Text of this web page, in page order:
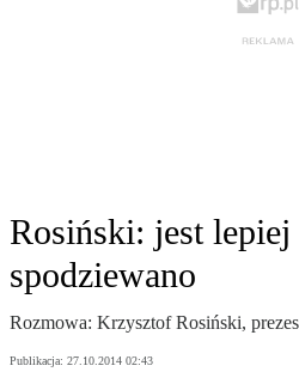
Rosiński: jest lepiej
spodziewano
Rozmowa: Krzysztof Rosiński,
Publikacja: 27.10.2014 02:43